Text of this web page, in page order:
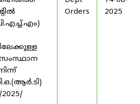
Orders
2025